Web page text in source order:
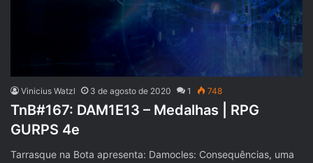
Vinicius Watzl 3 de agosto de 2020 1 748
TnB#167: DAM1E13 – Medalhas | RPG
GURPS 4e
Tarrasque na Bota apresenta: Damocles: Consequências, uma